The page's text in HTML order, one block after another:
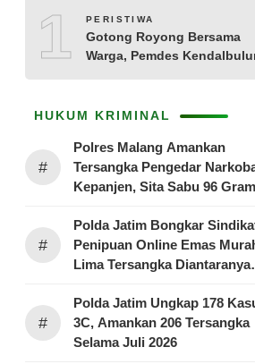
10PERISTIWA
Gotong Royong Bersama
Warga, Pemdes
HUKUM KRIMINAL
#
Polres Malang Amankan
Tersangka Pengedar
Kepanjen, Sita Sabu 96
#
Polda Jatim Bongkar
Penipuan Online Emas
Lima Tersangka Diantaranya
#
Polda Jatim Ungkap 178
3C, Amankan 206 Tersangka
Selama Juli 2026